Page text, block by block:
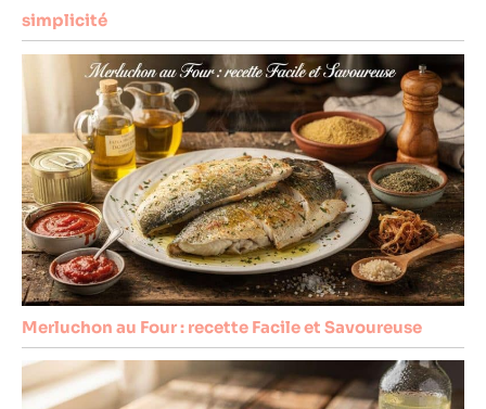
simplicité
Merluchon au Four : recette Facile et Savoureuse